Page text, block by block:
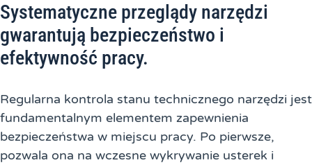
Systematyczne przeglądy narzędzi
gwarantują bezpieczeństwo i
efektywność pracy.
Regularna kontrola stanu technicznego narzędzi jest
fundamentalnym elementem zapewnienia
bezpieczeństwa w miejscu pracy. Po pierwsze,
pozwala ona na wczesne wykrywanie usterek i